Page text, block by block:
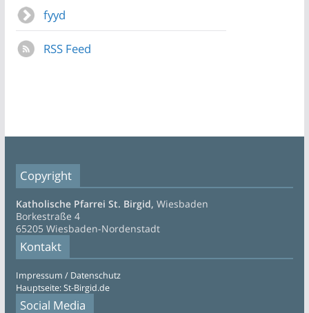
fyyd
RSS Feed
Copyright
Katholische Pfarrei St. Birgid, Wiesbaden
Borkestraße 4
65205 Wiesbaden-Nordenstadt
Kontakt
Impressum / Datenschutz
Hauptseite: St-Birgid.de
Social Media